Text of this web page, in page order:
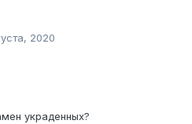
2020
украденных?